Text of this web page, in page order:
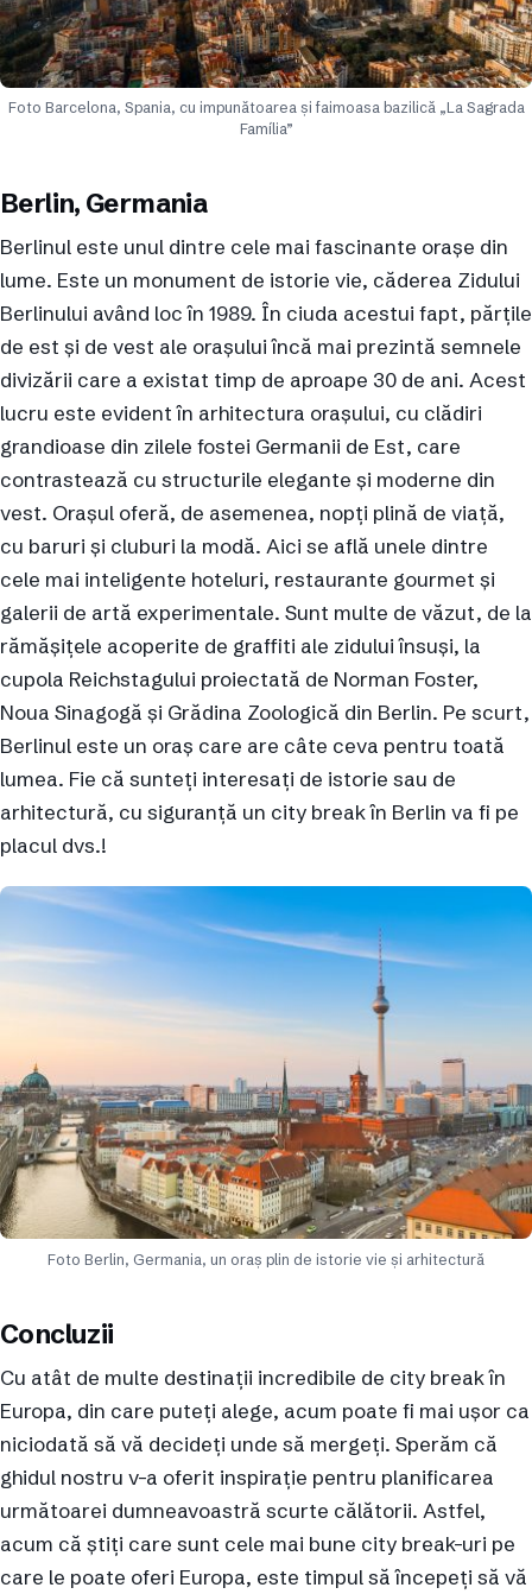
Foto Barcelona, Spania, cu impunătoarea și faimoasa bazilică „La Sagrada
Família”
Berlin, Germania
Berlinul este unul dintre cele mai fascinante orașe din
lume. Este un monument de istorie vie, căderea Zidului
Berlinului având loc în 1989. În ciuda acestui fapt, părțile
de est și de vest ale orașului încă mai prezintă semnele
divizării care a existat timp de aproape 30 de ani. Acest
lucru este evident în arhitectura orașului, cu clădiri
grandioase din zilele fostei Germanii de Est, care
contrastează cu structurile elegante și moderne din
vest. Orașul oferă, de asemenea, nopți plină de viață,
cu baruri și cluburi la modă. Aici se află unele dintre
cele mai inteligente hoteluri, restaurante gourmet și
galerii de artă experimentale. Sunt multe de văzut, de la
rămășițele acoperite de graffiti ale zidului însuși, la
cupola Reichstagului proiectată de Norman Foster,
Noua Sinagogă și Grădina Zoologică din Berlin. Pe scurt,
Berlinul este un oraș care are câte ceva pentru toată
lumea. Fie că sunteți interesați de istorie sau de
arhitectură, cu siguranță un city break în Berlin va fi pe
placul dvs.!
Foto Berlin, Germania, un oraș plin de istorie vie și arhitectură
Concluzii
Cu atât de multe destinații incredibile de city break în
Europa, din care puteți alege, acum poate fi mai ușor ca
niciodată să vă decideți unde să mergeți. Sperăm că
ghidul nostru v-a oferit inspirație pentru planificarea
următoarei dumneavoastră scurte călătorii. Astfel,
acum că știți care sunt cele mai bune city break-uri pe
care le poate oferi Europa, este timpul să începeți să vă